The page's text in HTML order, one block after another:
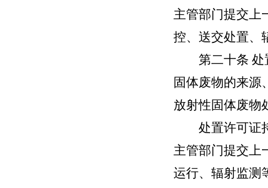
主管部门提交上
控、送交处置、
第二十条 处置
固体废物的来源
放射性固体废物
处置许可证持
主管部门提交上
运行、辐射监测